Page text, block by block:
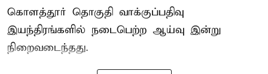
கொளத்தூர் தொகுதி வாக்குப்பதிவு
இயந்திரங்களில் நடைபெற்ற ஆய்வு இன்று
நிறைவடைந்தது.